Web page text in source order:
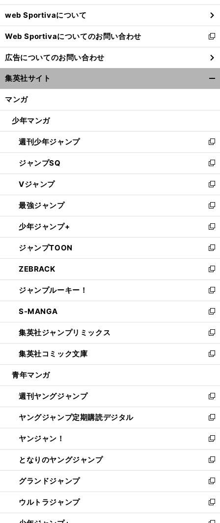
ウ
で
開
く
web Sportivaについて
Web Sportivaについてのお問い合わせ
新
し
い
ウ
ィ
ン
ウ
開
く
広告についてのお問い合わせ
集英社サイト
マンガ
少年マンガ
週刊少年ジャンプ
新
し
い
ウ
ィ
ン
ド
ウ
で
開
く
ジャンプSQ
新
し
い
ウ
ィ
ン
ド
ウ
で
開
く
Vジャンプ
新
し
い
ウ
ィ
ン
ド
ウ
で
開
く
最強ジャンプ
新
し
い
ウ
ィ
ン
ド
ウ
で
開
く
少年ジャンプ+
新
し
い
ウ
ィ
ン
ド
ウ
で
開
く
ジャンプTOON
新
し
い
ウ
ィ
ン
ド
ウ
で
開
く
ZEBRACK
新
し
い
ウ
ィ
ン
ド
ウ
で
開
ジャンプルーキー！
新
し
い
ウ
ィ
ン
ド
ウ
開
く
S-MANGA
新
し
い
ウ
ィ
ン
ウ
で
開
く
集英社ジャンプリミックス
新
し
い
ウ
ン
ド
ウ
で
開
く
集英社コミック文庫
新
し
ウ
ィ
ン
ド
ウ
で
開
く
青年マンガ
週刊ヤングジャンプ
新
し
い
ウ
ィ
ン
ド
ウ
で
開
く
ヤングジャンプ定期購読デジタル
新
し
い
ウ
ィ
ン
ド
ウ
で
開
ヤンジャン！
新
し
い
ウ
ィ
ン
ド
ウ
となりのヤングジャンプ
新
し
い
ウ
ィ
ン
グランドジャンプ
新
し
い
ウ
ウルトラジャンプ
新
し